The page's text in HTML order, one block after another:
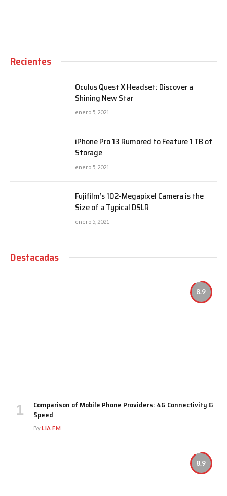
Recientes
Oculus Quest X Headset: Discover a
Shining New Star
enero 5, 2021
iPhone Pro 13 Rumored to Feature 1 TB of
Storage
enero 5, 2021
Fujifilm’s 102-Megapixel Camera is the
Size of a Typical DSLR
enero 5, 2021
Destacadas
8.9
Comparison of Mobile Phone Providers: 4G Connectivity &
Speed
ByLIA FM
8.9